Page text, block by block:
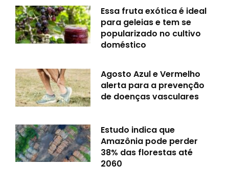
Essa fruta exótica é ideal
para geleias e tem se
popularizado no cultivo
doméstico
Agosto Azul e Vermelho
alerta para a prevenção
de doenças vasculares
Estudo indica que
Amazônia pode perder
38% das florestas até
2060